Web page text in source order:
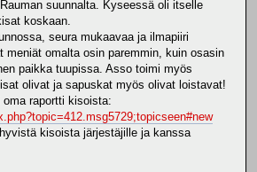
suunnalta. Kyseessä oli itselle
koskaan.
seura mukaavaa ja ilmapiiri
meniät omalta osin paremmin, kuin osasin
paikka tuupissa. Asso toimi myös
olivat ja sapuskat myös olivat loistavat!
raportti kisoista:
kisoista järjestäjille ja kanssa